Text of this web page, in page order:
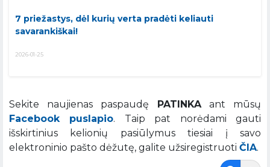
7 priežastys, dėl kurių verta pradėti keliauti
savarankiškai!
2026-01-25
Sekite naujienas paspaudę PATINKAant mūsų
Facebook puslapio. Taip pat norėdami gauti
išskirtinius kelionių pasiūlymus tiesiai į savo
elektroninio pašto dėžutę, galite užsiregistruoti ČIA.